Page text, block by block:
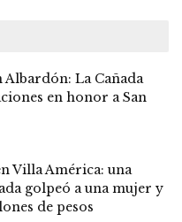
La Cañada
en honor a San
Villa América: una
golpeó a una mujer y
de pesos